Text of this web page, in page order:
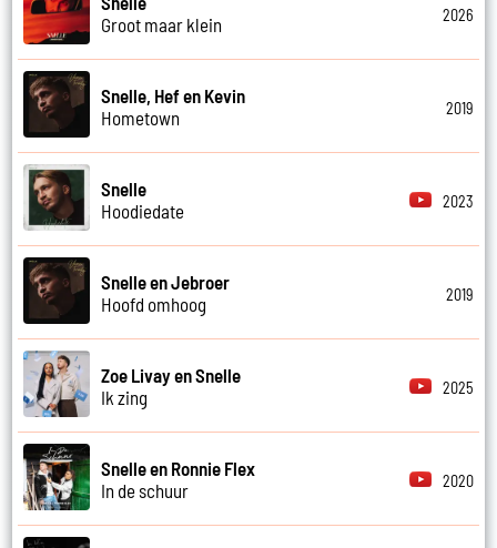
Groot maar klein
2026
Snelle, Hef en Kevin
Hometown
2019
Snelle
Hoodiedate
2023
Snelle en Jebroer
Hoofd omhoog
2019
Zoe Livay en Snelle
Ik zing
2025
Snelle en Ronnie Flex
In de schuur
2020